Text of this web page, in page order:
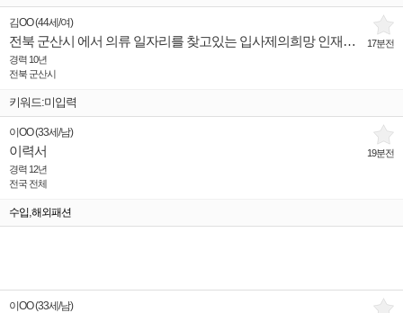
17분전
김OO(44세 /여)
전북 군산시 에서 의류 일자리를 찾고있는 입사제의희망 인재입니다.
경력 10년
전북 군산시
키워드:미입력
19분전
이OO(33세 /남)
이력서
경력 12년
전국 전체
수입,해외패션
이OO(33세 /남)